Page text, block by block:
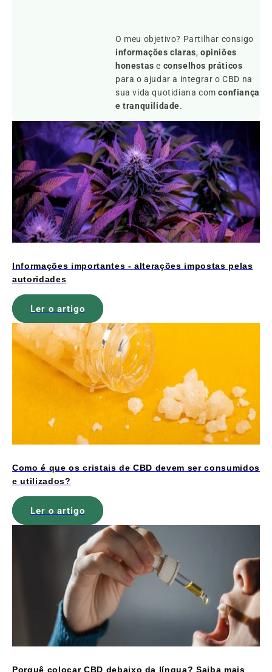
O meu objetivo? Partilhar consigo
informações claras,opiniões
honestas e conselhos práticos
para o ajudar a integrar o CBD na
sua vida quotidiana comconfiança
e tranquilidade.
Informações importantes - alterações impostas pelas
autoridades
Ler o artigo
Como é que os cristais de CBD devem ser consumidos
e utilizados?
Ler o artigo
Porquê colocar CBD debaixo da língua? Saiba mais